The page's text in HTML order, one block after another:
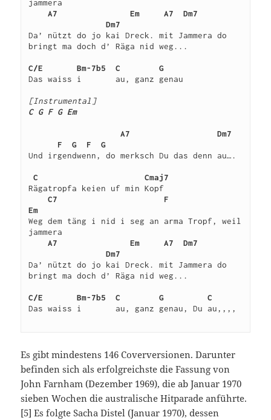
A7
Em A7
Dm7
Dm7
Da’ nützt do jo kai Dreck. mit Jammera do
bringt ma doch d’ Räga nid weg...
C/E Bm-7b5 C
G
Das waiss i       au, ganz genau
[Instrumental]
C G F G Em
A7
Dm7
F
G F
G
Und irgendwenn, do merksch Du das denn au….
C
Cmaj7
Rägatropfa keien uf min Kopf
C7
F
Em
Weg dem täng i nid i seg an arma Tropf, weil
A7
Em A7
Dm7
Dm7
Da’ nützt do jo kai Dreck. mit Jammera do
bringt ma doch d’ Räga nid weg...
C/E Bm-7b5 C
G         C
Das waiss i       au, ganz genau, Du au,,,,
Es gibt mindestens 146 Coverversionen. Darunter
befinden sich als erfolgreichste die Fassung von
John Farnham (Dezember 1969), die ab Januar 1970
sieben Wochen die australische Hitparade anführte.
[5] Es folgte Sacha Distel (Januar 1970), dessen